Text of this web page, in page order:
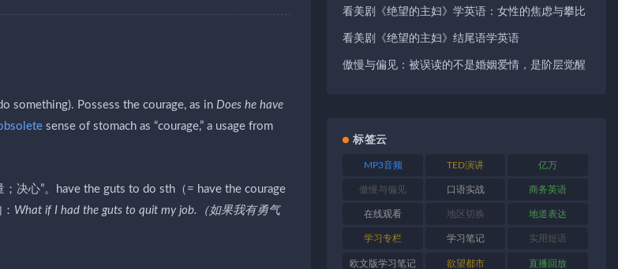
something). Possess the courage, as in Does he have
sense of stomach as “courage,” a usage from
；决心”。have the guts to do sth（= have the courage
What if I had the guts to quit my job.（如果我有勇气
看美剧《绝望的主妇》学英语：女性的焦虑与攀比
看美剧《绝望的主妇》结尾语学英语
傲慢与偏见：被误读的不是婚姻爱情，是阶层觉醒
标签云
MP3音频 TED演讲 亿万
傲慢与偏见 口语实战 商务英语
在线观看 地区切换 地道表达
学习专栏 学习笔记 实用短语
欧文版学习笔记 欲望都市 直播回放